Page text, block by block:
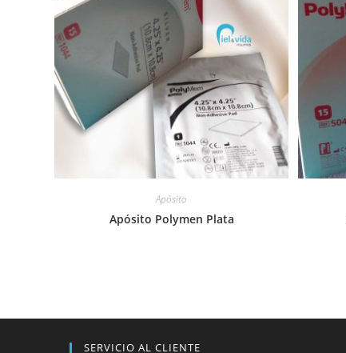
Apósito
Apósito Polymen Plata
SERVICIO AL CLIENTE